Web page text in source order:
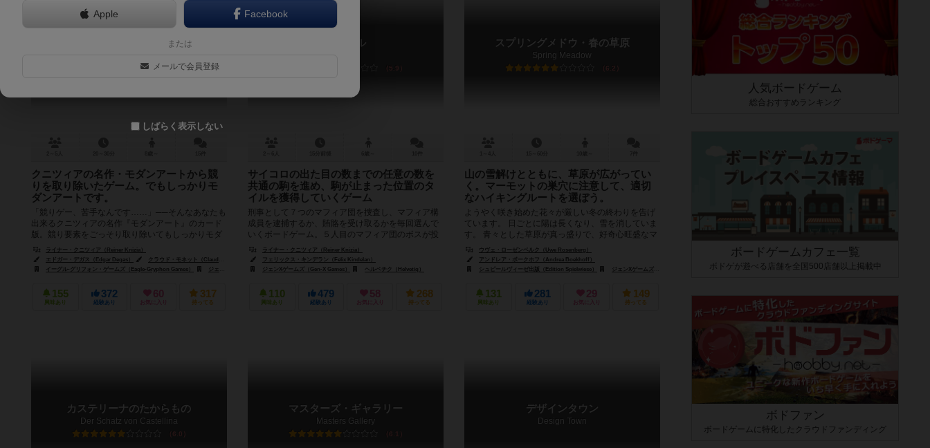
モダンアート：カードゲーム
6.3
クニツィアの名作・モダンアートから競
りを取り除いたゲーム。でもしっかりモ
ダンアートです。
「競りゲー、苦手なんです……」──そんなあなたも
出来るクニツィアの名作『モダンアート』のカード
版。競り要素をごっそり取り除いてもしっかりモダ
ンアートしている？！ 絵画のコレ...
ライナー・クニツィア（Reiner Knizia）
エドガー・デガス（Edgar Degas）
クラウド・モネット（Claude Monet）
ポール・ニーマイヤー（Paul Niemeyer）
イーグル-グリフォン・ゲームズ（Eagle-Gryphon Games）
ジェンXゲームズ（Gen-X Games） オーヤ（Oya）
155
興味あり
372
経験あり
60
お気に入り
317
持ってる
カルテル
5.9
サイコロの出た目の数までの任意の数を
共通の駒を進め、駒が止まった位置のタ
イルを獲得していくゲーム
刑事として７つのマフィア団を捜査し、マフィア構
成員を逮捕するか、賄賂を受け取るかを毎回選んで
いくボードゲーム。５人目のマフィア団のボスが投
獄されたら、ゲーム終了です。ゲーム終...
ライナー・クニツィア（Reiner Knizia）
フェリックス・キンデラン（Felix Kindelan）
ジェンXゲームズ（Gen-X Games）
ヘルベチク（Helvetiq）
110
興味あり
479
経験あり
58
お気に入り
268
持ってる
スプリングメドウ・春の草原
Spring Meadow
6.2
山の雪解けとともに、草原が広がってい
く。マーモットの巣穴に注意して、適切
なハイキングルートを選ぼう。
ようやく咲き始めた花々が厳しい冬の終わりを告げ
ています。 日ごとに陽は長くなり、雪を消していま
す。 青々とした草原が真っ盛りで、好奇心旺盛なマ
ーモットたちは冬眠からゆ...
ウヴェ・ローゼンベルク（Uwe Rosenberg）
アンドレア・ボークホフ（Andrea Boekhoff）
シュピールヴィーゼ出版（Edition Spielwiese）
ジェンXゲームズ（Gen-X Games） ストロングホールド ゲームズ（Stronghold Games）
131
興味あり
281
経験あり
29
お気に入り
149
持ってる
カステリーナのたからもの
Der Schatz von Castellina
6.0
マスターズ・ギャラリー
Masters Gallery
6.1
デザインタウン
Design Town
人気ボードゲーム
総合おすすめランキング
ボードゲームカフェ一覧
ボドゲが遊べる店舗を全国500店舗以上掲載中
ボドファン
ボードゲームに特化したクラウドファンディング
Apple Facebook
または
メールで会員登録
しばらく表示しない